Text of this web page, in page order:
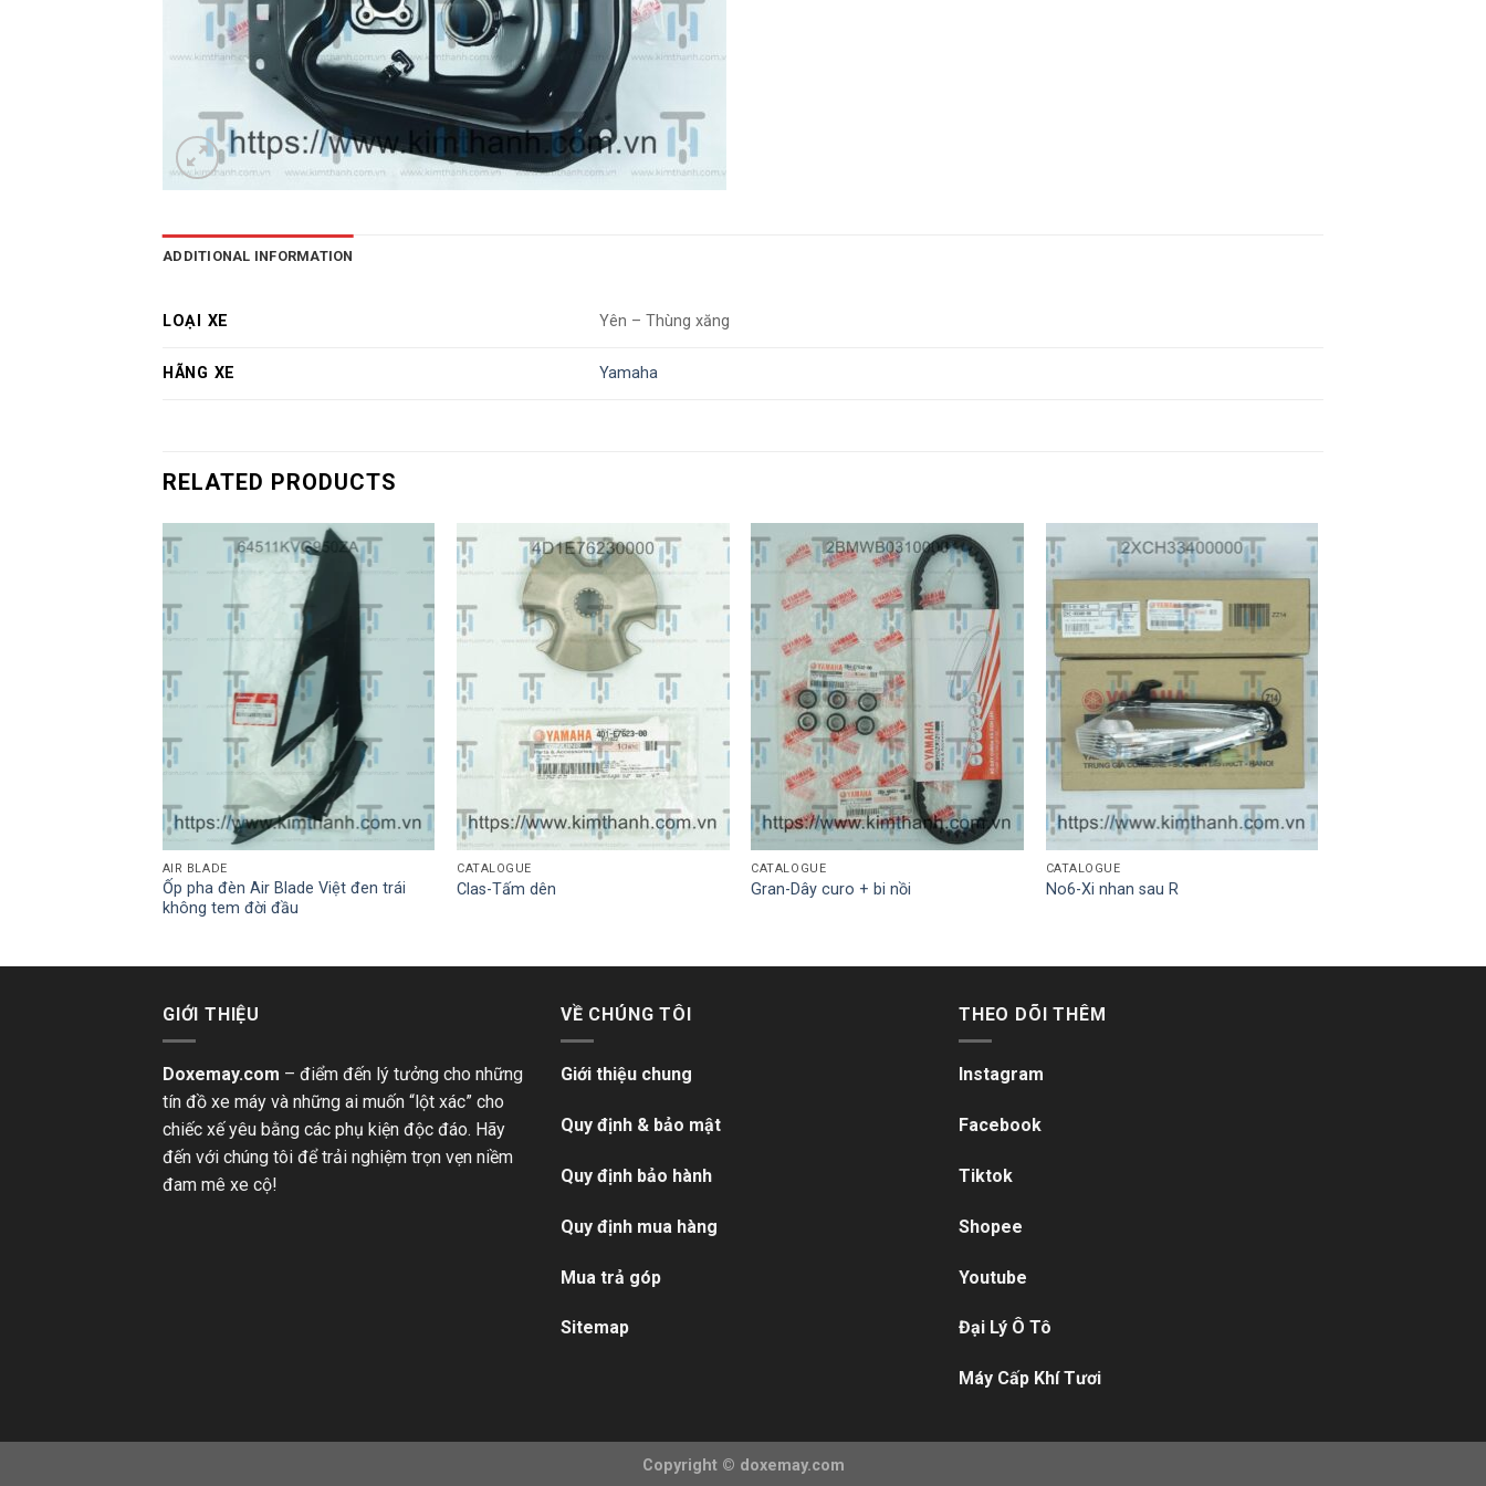
ADDITIONAL INFORMATION
LOẠI XE Yên – Thùng xăng
HÃNG XE Yamaha
RELATED PRODUCTS
AIR BLADE
Ốp pha đèn Air Blade Việt đen trái
không tem đời đầu
CATALOGUE
Clas-Tấm dên
CATALOGUE
Gran-Dây curo + bi nồi
CATALOGUE
No6-Xi nhan sau R
GIỚI THIỆU
Doxemay.com – điểm đến lý tưởng cho những
tín đồ xe máy và những ai muốn “lột xác” cho
chiếc xế yêu bằng các phụ kiện độc đáo. Hãy
đến với chúng tôi để trải nghiệm trọn vẹn niềm
đam mê xe cộ!
VỀ CHÚNG TÔI
Giới thiệu chung
Quy định & bảo mật
Quy định bảo hành
Quy định mua hàng
Mua trả góp
Sitemap
THEO DÕI THÊM
Instagram
Facebook
Tiktok
Shopee
Youtube
Đại Lý Ô Tô
Máy Cấp Khí Tươi
Copyright © doxemay.com